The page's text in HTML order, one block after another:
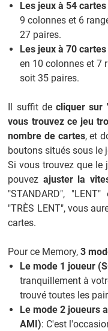
Les jeux à 54 cartes
9 colonnes et 6
27 paires.
Les jeux à 70 cartes
en 10 colonnes et 7
soit 35 paires.
Il suffit decliquer sur
vous trouvez ce jeu
nombre de cartes, et
boutons situés sous le
Si vous trouvez que le
pouvez ajuster la
"STANDARD",
"TRÈS LENT", vous
cartes.
Pour ce Memory,3
Le mode 1 joueur
tranquillement à
trouvé toutes les
Le mode 2 joueurs
AMI): C'est